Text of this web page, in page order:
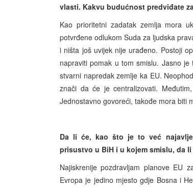
vlasti. Kakvu budućnost predviđate
Kao prioritetni zadatak zemlja mora
potvrđene odlukom Suda za ljudska
i ništa još uvijek nije urađeno. Postoji
napraviti pomak u tom smislu. Jasno
stvarni napredak zemlje ka EU.
znači da će je centralizovati.
Jednostavno govoreći, takođe mora biti
Da li će, kao što je to već
prisustvo u BiH i u kojem smislu, da
Najiskrenije pozdravljam planove EU
Evropa je jedino mjesto gdje Bosna i